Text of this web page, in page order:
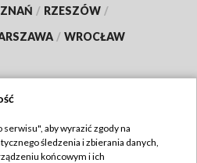
/ RZESZÓW /
/ WROCŁAW
TVP
aby wyrazić zgody na
śledzenia i zbierania danych,
końcowym i ich